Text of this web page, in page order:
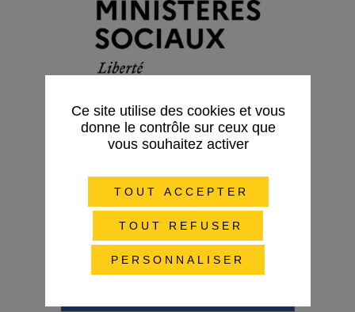
Ce site utilise des cookies et vous
donne le contrôle sur ceux que
vous souhaitez activer
TOUT ACCEPTER
TOUT REFUSER
PERSONNALISER